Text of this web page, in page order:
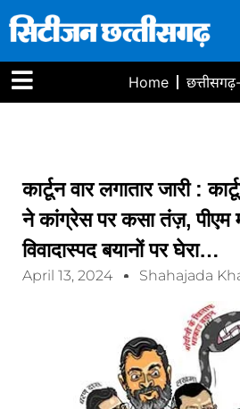
Home
कार्टून वार लगातार जारी :
ने कांग्रेस पर कसा तंज़, पीएम
विवादास्पद बयानों पर घेरा…
April 13, 2024 Shahajada